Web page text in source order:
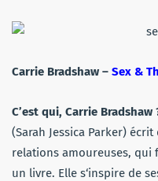
Carrie Bradshaw – Sex &
C’est qui, Carrie Bradshaw
(Sarah Jessica Parker)
relations amoureuses,
un livre. Elle s‘inspire de